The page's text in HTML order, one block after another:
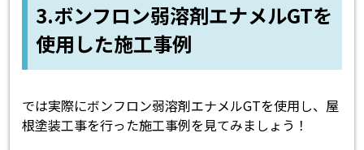
3.ボンフロン弱溶剤エナメルGTを
使用した施工事例
では実際にボンフロン弱溶剤エナメルGTを使用し、屋
根塗装工事を行った施工事例を見てみましょう！